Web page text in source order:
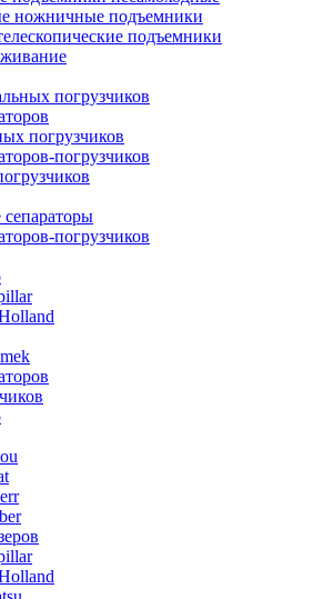
ножничные подъемники
подъемники
погрузчиков
погрузчиков
погрузчиков
погрузчиков